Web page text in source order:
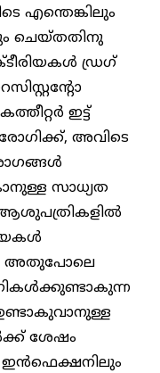
എന്തെങ്കിലും
ചെയ്തതിനു
ഡ്രഗ്
ഇട്ട്
അവിടെ
സാധ്യത
അതുപോലെ
ശേഷം